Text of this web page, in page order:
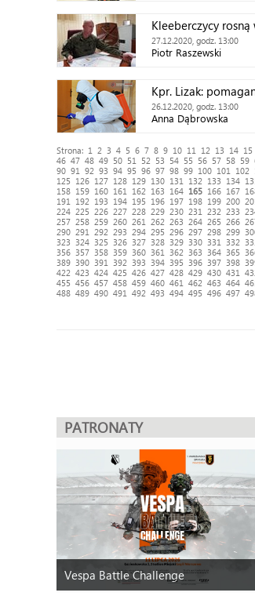
Kleeberczycy rosną
27.12.2020, godz. 13:00
Piotr Raszewski
Kpr. Lizak:
26.12.2020, godz. 13:00
Anna Dąbrowska
Strona: 1 2 3 4 5 6 7 8 9 10 11 12 13 14 15
46 47 48 49 50 51 52 53 54 55 56 57 58 59
90 91 92 93 94 95 96 97 98 99 100 101 102
125
126 127 128 129 130 131 132 133 134
158 159 160 161 162 163 164 165 166 167
191
192 193 194 195 196 197 198 199 200
224 225 226 227 228 229 230 231 232 233
257 258 259 260 261 262 263 264 265 266
290 291 292 293 294 295 296 297 298 299
323
324 325 326 327 328 329 330 331 332
356 357 358 359 360 361 362 363 364 365
389 390 391 392 393 394 395 396 397 398
422 423 424 425 426 427 428 429 430 431
455 456 457 458 459 460 461 462 463 464
488 489 490 491 492 493 494 495 496 497
PATRONATY
Vespa Battle Challenge